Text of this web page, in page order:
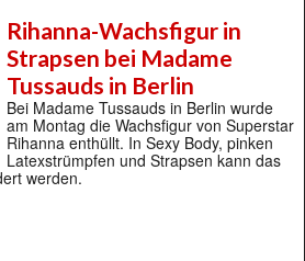
Rihanna-Wachsfigur in
Strapsen bei Madame
Tussauds in Berlin
Bei Madame Tussauds in Berlin wurde
am Montag die Wachsfigur von Superstar
Rihanna enthüllt. In Sexy Body, pinken
Latexstrümpfen und Strapsen kann das
werden.